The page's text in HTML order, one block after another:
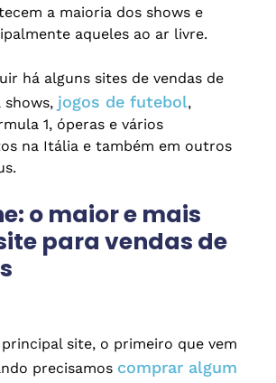
a maioria dos shows e
aqueles ao ar livre.
há alguns sites de vendas de
shows, jogos de futebol,
1, óperas e vários
na Itália e também em outros
o maior e mais
para vendas de
principal site, o primeiro que vem
precisamos comprar algum